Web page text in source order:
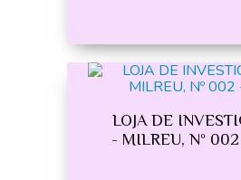
LOJA DE
- MILREU, Nº